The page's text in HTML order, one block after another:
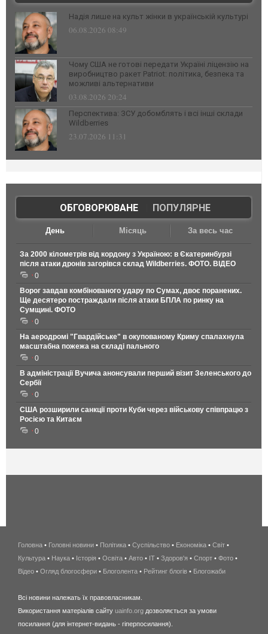
Надія лише на культ жінки в українській культурі
06.08.2026 08:49
Чому США не готові передати Україні ліцензію на
виробництво ракет Patriot: політика, безпека та
можливі альтернативи
03.08.2026 20:24
Перспектива: ЗСУ добомблять і всі інші склади
Wildberries
23.07.2026 11:31
ОБГОВОРЮВАНЕ| ПОПУЛЯРНЕ
День Місяць За весь час
За 2000 кілометрів від кордону з Україною: в Єкатеринбурзі
після атаки дронів загорівся склад Wildberries. ФОТО. ВІДЕО
0
Ворог завдав комбінованого удару по Сумах, двоє поранених.
Ще десятеро постраждали після атаки БПЛА по ринку на
Сумщині. ФОТО
0
На аеродромі "Гвардійське" в окупованому Криму спалахнула
масштабна пожежа на складі пального
0
В адміністрації Вучича анонсували перший візит Зеленського до
Сербії
0
США розширили санкції проти Куби через військову співпрацю з
Росією та Китаєм
0
беспроводной
интернет
киев
wimax
Головна • Головні новини • Політика • Суспільство • Економіка • Світ •
Культура • Наука • Історія • Освіта • Авто • IT • Здоров'я • Спорт • Фото •
Відео • Огляд блогосфери • Блоголента • Рейтинг блогів • Блогожаби
Всі новини належать їх правовласникам.
Використання матеріалів сайту uainfo.org дозволяється за умови
посилання (для інтернет-видань - гіперпосилання).